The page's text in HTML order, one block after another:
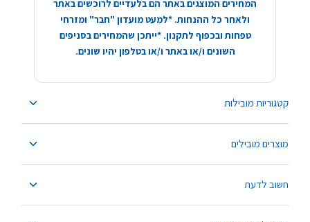
קטגוריות מובילות
מוצרים מובילים
חשוב לדעת
המחירים המוצגים באתר הם בלעדיים לרוכשים באתר
ולאחר כל ההנחות. *למעט מועדון "חבר" ומזרחי
טפחות ובכפוף לתקנון. *ייתכן שהמחירים בסניפים
השונים ו/או באתר ו/או בטלפון יהיו שונים.